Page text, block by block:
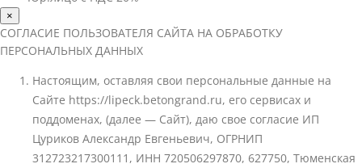
×
СОГЛАСИЕ ПОЛЬЗОВАТЕЛЯ САЙТА НА ОБРАБОТКУ
ПЕРСОНАЛЬНЫХ ДАННЫХ
Настоящим, оставляя свои персональные данные на
Сайте https://lipeck.betongrand.ru, его сервисах и
поддоменах, (далее — Сайт), даю свое согласие ИП
Цуриков Александр Евгеньевич, ОГРНИП
312723217300111, ИНН 720506297870, 627750, Тюменская